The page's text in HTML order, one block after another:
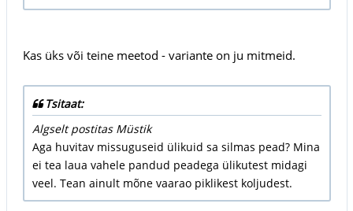
Kas üks või teine meetod - variante on ju mitmeid.
Tsitaat:
Algselt postitas Müstik
Aga huvitav missuguseid ülikuid sa silmas pead? Mina
ei tea laua vahele pandud peadega ülikutest midagi
veel. Tean ainult mõne vaarao piklikest koljudest.